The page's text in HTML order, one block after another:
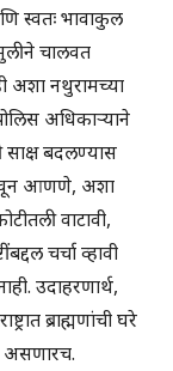
स्वतः भावाकुल
चालवत
अशा नथुरामच्या
अधिकाऱ्याने
साक्ष बदलण्यास
आणणे, अशा
वाटावी,
चर्चा व्हावी
उदाहरणार्थ,
ब्राह्मणांची घरे